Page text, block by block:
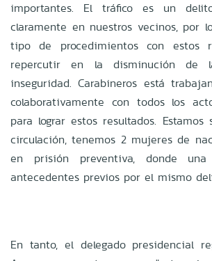
importantes. El tráfico es un
claramente en nuestros vecinos, por
tipo de procedimientos con estos
repercutir en la disminución de
inseguridad. Carabineros está
colaborativamente con todos los
para lograr estos resultados. Estamos
circulación, tenemos 2 mujeres de
en prisión preventiva, donde
antecedentes previos por el mismo
En tanto, el delegado presidencial